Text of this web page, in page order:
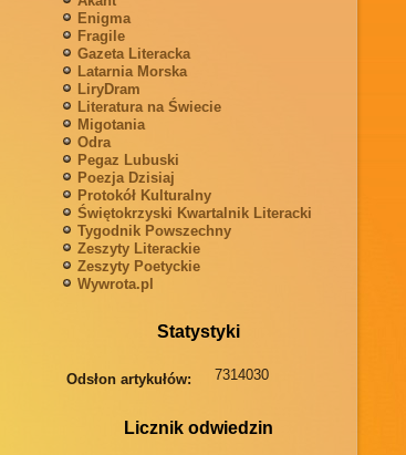
Enigma
Fragile
Gazeta Literacka
Latarnia Morska
LiryDram
Literatura na Świecie
Migotania
Odra
Pegaz Lubuski
Poezja Dzisiaj
Protokół Kulturalny
Świętokrzyski Kwartalnik Literacki
Tygodnik Powszechny
Zeszyty Literackie
Zeszyty Poetyckie
Wywrota.pl
Statystyki
Odsłon artykułów: 7314030
Licznik odwiedzin